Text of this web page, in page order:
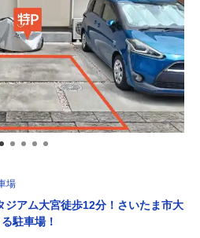
場
ジアム大宮徒歩12分！さいたま市大
駐車場！